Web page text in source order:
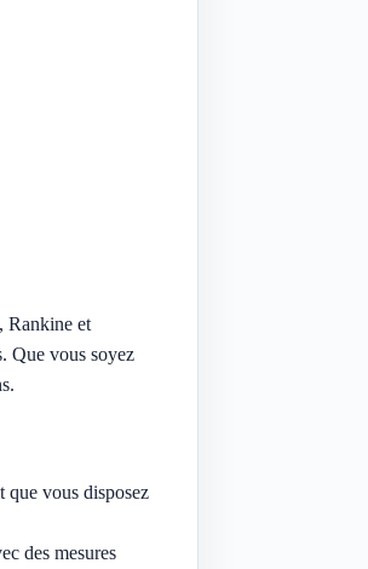
Rankine et
Que vous soyez
que vous disposez
des mesures